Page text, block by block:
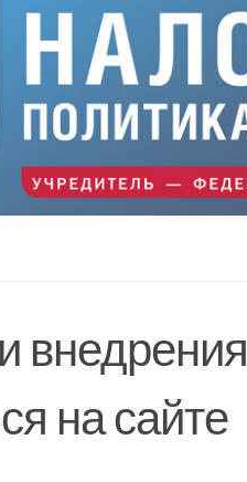
внедрения
на сайте